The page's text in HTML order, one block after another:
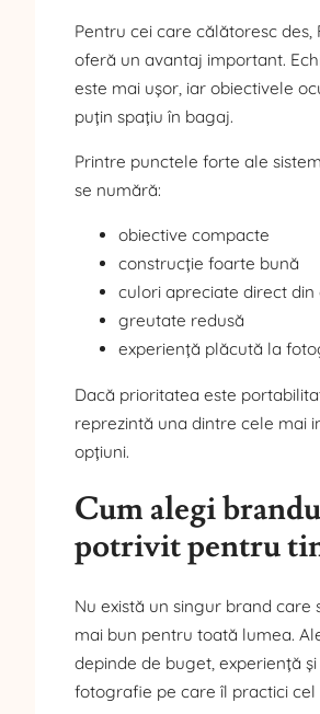
Pentru cei care călătoresc des,
oferă un avantaj important.
este mai ușor, iar obiectivele
puțin spațiu în bagaj.
Printre punctele forte ale
se numără:
obiective compacte
construcție foarte bună
culori apreciate direct din
greutate redusă
experiență plăcută la
Dacă prioritatea este
reprezintă una dintre cele mai
opțiuni.
Cum alegi
potrivit pentru
Nu există un singur brand care
mai bun pentru toată lumea.
depinde de buget, experiență
fotografie pe care îl practici cel